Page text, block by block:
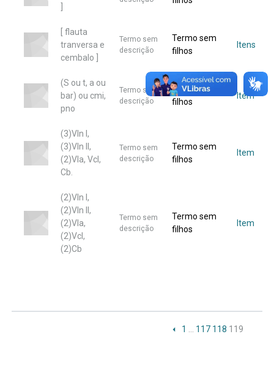
[ flauta
tranversa e
cembalo ]
Termo sem
descrição
Termo sem
filhos
Itens
(S ou t, a ou
bar) ou cmi,
pno
Termo sem
descrição
Termo sem
filhos
Item
(3)Vln I,
(3)Vln II,
(2)Vla, Vcl,
Cb.
Termo sem
descrição
Termo sem
filhos
Item
(2)Vln I,
(2)Vln II,
(2)Vla,
(2)Vcl,
(2)Cb
Termo sem
descrição
Termo sem
filhos
Item
1 117 118 119